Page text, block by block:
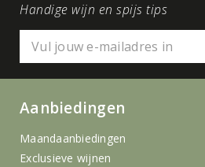
Handige wijn en spijs tips
Aanbiedingen
Maandaanbiedingen
Exclusieve wijnen